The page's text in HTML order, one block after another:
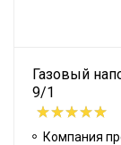
Газовый
9/1
Компания